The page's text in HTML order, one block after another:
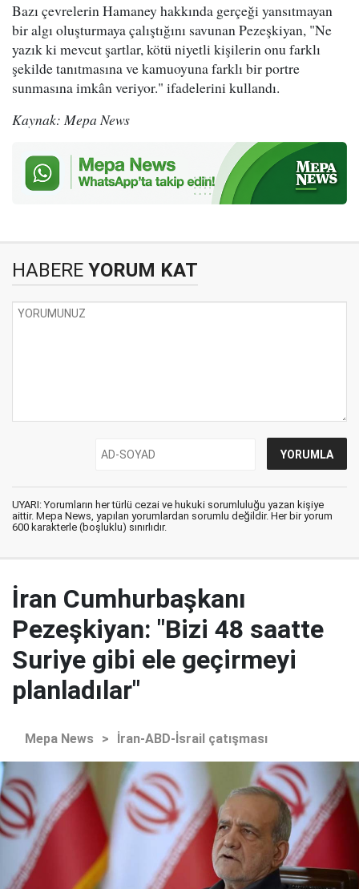
Bazı çevrelerin Hamaney hakkında gerçeği yansıtmayan
bir algı oluşturmaya çalıştığını savunan Pezeşkiyan, "Ne
yazık ki mevcut şartlar, kötü niyetli kişilerin onu farklı
şekilde tanıtmasına ve kamuoyuna farklı bir portre
sunmasına imkân veriyor." ifadelerini kullandı.
Kaynak: Mepa News
HABERE YORUM KAT
UYARI: Yorumların her türlü cezai ve hukuki sorumluluğu yazan kişiye
aittir. Mepa News, yapılan yorumlardan sorumlu değildir. Her bir yorum
600 karakterle (boşluklu) sınırlıdır.
İran Cumhurbaşkanı
Pezeşkiyan: "Bizi 48 saatte
Suriye gibi ele geçirmeyi
planladılar"
Mepa News > İran-ABD-İsrail çatışması